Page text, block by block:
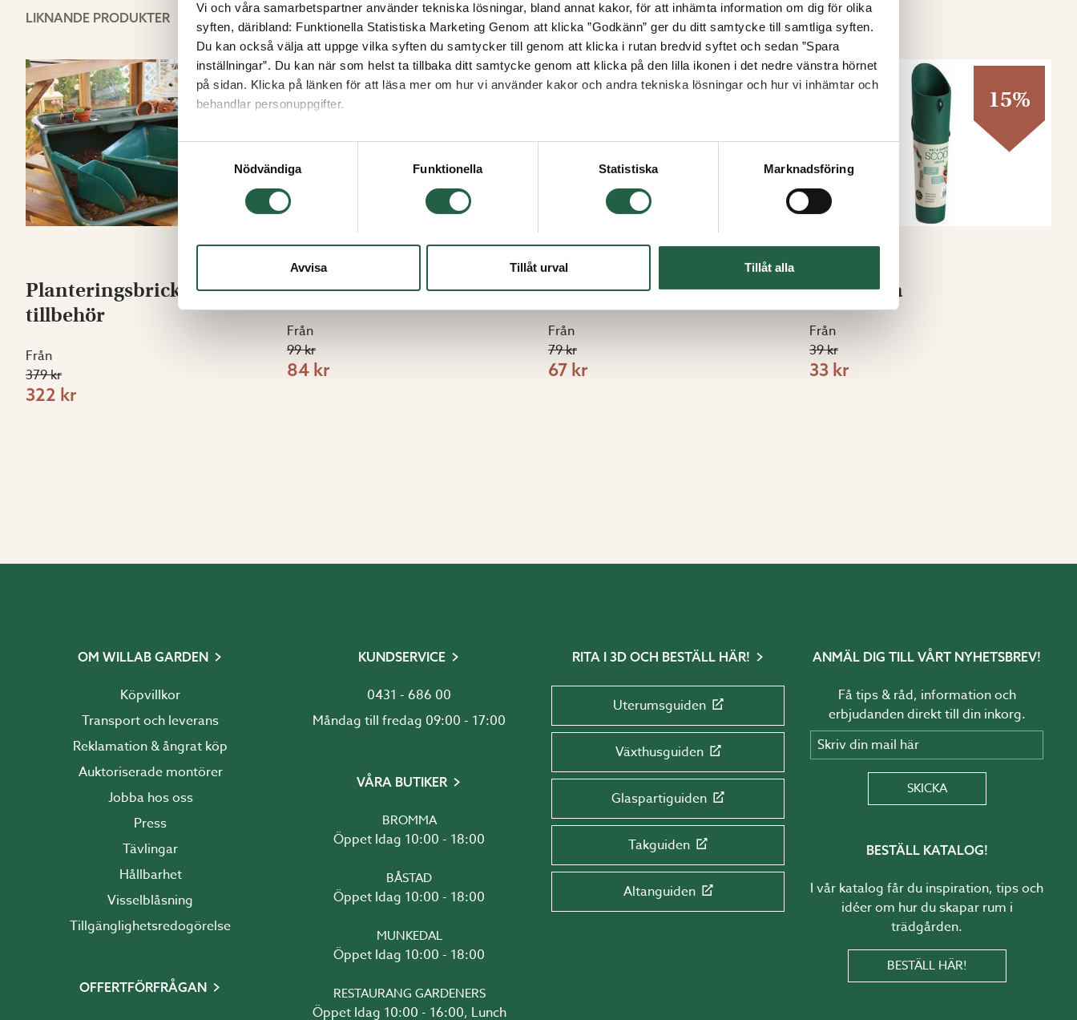
Vi och våra samarbetspartner använder tekniska lösningar, bland annat kakor, för att inhämta information om dig för olika
syften, däribland: Funktionella Statistiska Marketing Genom att klicka ”Godkänn” ger du ditt samtycke till samtliga syften.
Du kan också välja att uppge vilka syften du samtycker till genom att klicka i rutan bredvid syftet och sedan ”Spara
inställningar”. Du kan när som helst ta tillbaka ditt samtycke genom att klicka på den lilla ikonen i det nedre vänstra hörnet
på sidan. Klicka på länken för att läsa mer om hur vi använder kakor och andra tekniska lösningar och hur vi inhämtar och
behandlar personuppgifter.
Ta reda på mer om cookies Googles sekretesspolicy
Nödvändiga
Funktionella Statistiska Marknadsföring
Avvisa Tillåt urval Tillåt alla
LIKNANDE PRODUKTER
15%
Planteringsbricka med
tillbehör
Från
379 kr
322 kr
Jordtermometer
Från
99 kr
84 kr
15%
Limfälla för insekter
Från
79 kr
67 kr
15%
Jordskopa
Från
39 kr
33 kr
OM WILLAB GARDEN
Köpvillkor
Transport och leverans
Reklamation & ångrat köp
Auktoriserade montörer
Jobba hos oss
Press
Tävlingar
Hållbarhet
Visselblåsning
Tillgänglighetsredogörelse
OFFERTFÖRFRÅGAN
KUNDSERVICE
0431 - 686 00
Måndag till fredag 09:00 - 17:00
VÅRA BUTIKER
BROMMA
Öppet Idag 10:00 - 18:00
BÅSTAD
Öppet Idag 10:00 - 18:00
MUNKEDAL
Öppet Idag 10:00 - 18:00
RESTAURANG GARDENERS
Öppet Idag 10:00 - 16:00, Lunch
RITA I 3D OCH BESTÄLL HÄR!
Uterumsguiden
Växthusguiden
Glaspartiguiden
Takguiden
Altanguiden
ANMÄL DIG TILL VÅRT NYHETSBREV!
Få tips & råd, information och
erbjudanden direkt till din inkorg.
Skriv din mail här
SKICKA
BESTÄLL KATALOG!
I vår katalog får du inspiration, tips och
idéer om hur du skapar rum i
trädgården.
BESTÄLL HÄR!